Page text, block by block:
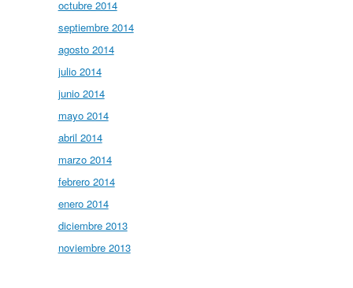
octubre 2014
septiembre 2014
agosto 2014
julio 2014
junio 2014
mayo 2014
abril 2014
marzo 2014
febrero 2014
enero 2014
diciembre 2013
noviembre 2013